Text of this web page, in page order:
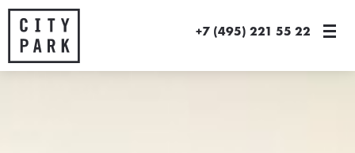
+7 (495) 221 55 22